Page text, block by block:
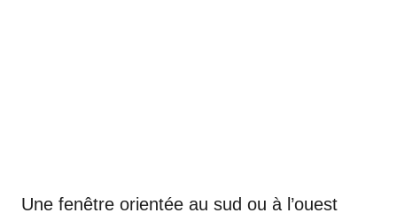
Une fenêtre orientée au sud ou à l’ouest